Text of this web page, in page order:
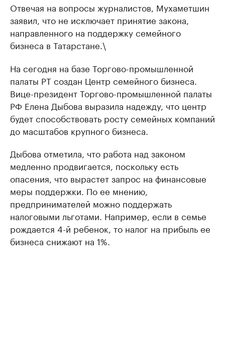
Отвечая на вопросы журналистов, Мухаметшин
заявил, что не исключает принятие закона,
направленного на поддержку семейного
бизнеса в Татарстане.\
На сегодня на базе Торгово-промышленной
палаты РТ создан Центр семейного бизнеса.
Вице-президент Торгово-промышленной палаты
РФ Елена Дыбова выразила надежду, что центр
будет способствовать росту семейных компаний
до масштабов крупного бизнеса.
Дыбова отметила, что работа над законом
медленно продвигается, поскольку есть
опасения, что вырастет запрос на финансовые
меры поддержки. По ее мнению,
предпринимателей можно поддержать
налоговыми льготами. Например, если в семье
рождается 4-й ребенок, то налог на прибыль ее
бизнеса снижают на 1%.